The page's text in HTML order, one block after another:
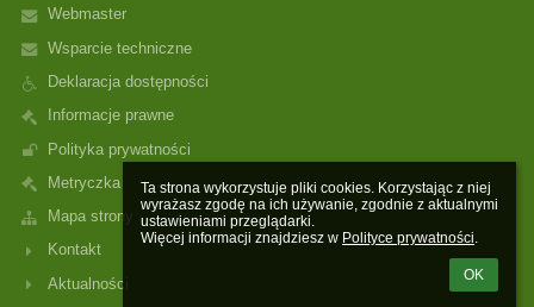
Ta strona wykorzystuje pliki cookies. Korzystając z niej
wyrażasz zgodę na ich używanie, zgodnie z aktualnymi
ustawieniami przeglądarki.
Więcej informacji znajdziesz w Polityce prywatności.
OK
Webmaster
Wsparcie techniczne
Deklaracja dostępności
Informacje prawne
Polityka prywatności
Metryczka
Mapa strony
Kontakt
Aktualności